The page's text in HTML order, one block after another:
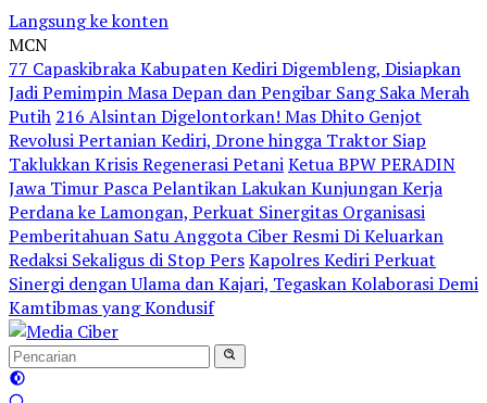
Langsung ke konten
MCN
77 Capaskibraka Kabupaten Kediri Digembleng, Disiapkan
Jadi Pemimpin Masa Depan dan Pengibar Sang Saka Merah
Putih 216 Alsintan Digelontorkan! Mas Dhito Genjot
Revolusi Pertanian Kediri, Drone hingga Traktor Siap
Taklukkan Krisis Regenerasi PetaniKetua BPW PERADIN
Jawa Timur Pasca Pelantikan Lakukan Kunjungan Kerja
Perdana ke Lamongan, Perkuat Sinergitas Organisasi
Pemberitahuan Satu Anggota Ciber Resmi Di Keluarkan
Redaksi Sekaligus di Stop PersKapolres Kediri Perkuat
Sinergi dengan Ulama dan Kajari, Tegaskan Kolaborasi Demi
Kamtibmas yang Kondusif